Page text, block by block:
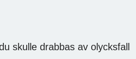
skulle drabbas av olycksfall